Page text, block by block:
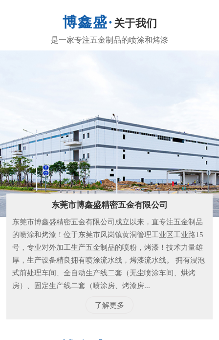
关于我们
东莞市博鑫盛精密五金有限公司
东莞市博鑫盛精密五金有限公司成立以来，直专注五金制品
的喷涂和烤漆！位于东莞市凤岗镇黄洞管理工业区工业路15
号，专业对外加工生产五金制品的喷粉，烤漆！技术力量雄
厚，生产设备精良拥有喷涂流水线，烤漆流水线。 拥有浸泡
式前处理车间、全自动生产线二套（无尘喷涂车间、烘烤
房）、固定生产线二套（喷涂房、烤漆房...
了解更多